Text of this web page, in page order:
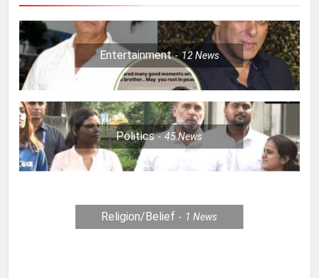
Entertainment 12News
Politics 45News
Religion/Belief 1News